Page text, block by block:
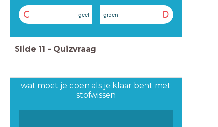
C geel D
groen
Slide 11 - Quizvraag
wat moet je doen als je klaar bent met
stofwissen